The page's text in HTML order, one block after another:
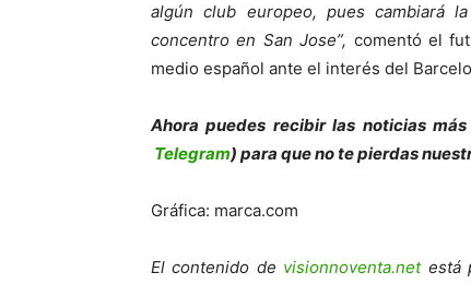
algún club europeo, pues cambiará
concentro en San Jose”, comentó el
medio español ante el interés del
Ahora puedes recibir las noticias
Telegram) para que no te pierdas
Gráfica: marca.com
El contenido de visionnoventa.netestá